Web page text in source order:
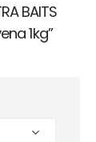
BAITS
1kg”